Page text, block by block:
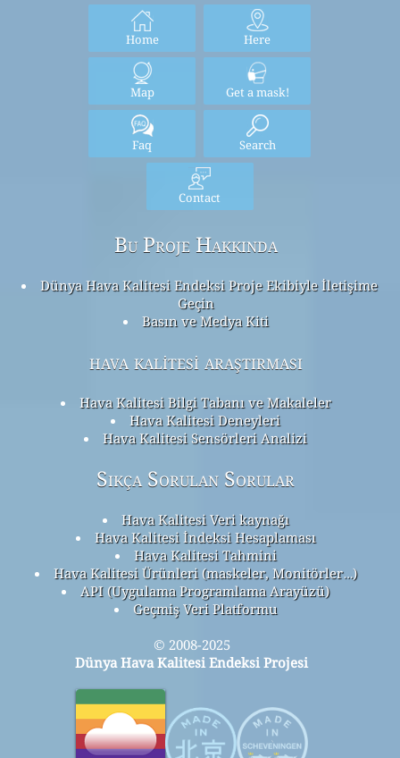
Home Here
Map Get a mask!
Faq Search
Contact
Bu Proje Hakkında
Dünya Hava Kalitesi Endeksi Proje Ekibiyle İletişime
Geçin
Basın ve Medya Kiti
hava kalitesi araştırması
Hava Kalitesi Bilgi Tabanı ve Makaleler
Hava Kalitesi Deneyleri
Hava Kalitesi Sensörleri Analizi
Sıkça Sorulan Sorular
Hava Kalitesi Veri kaynağı
Hava Kalitesi İndeksi Hesaplaması
Hava Kalitesi Tahmini
Hava Kalitesi Ürünleri (maskeler, Monitörler…)
API (Uygulama Programlama Arayüzü)
Geçmiş Veri Platformu
© 2008-2025
Dünya Hava Kalitesi Endeksi Projesi